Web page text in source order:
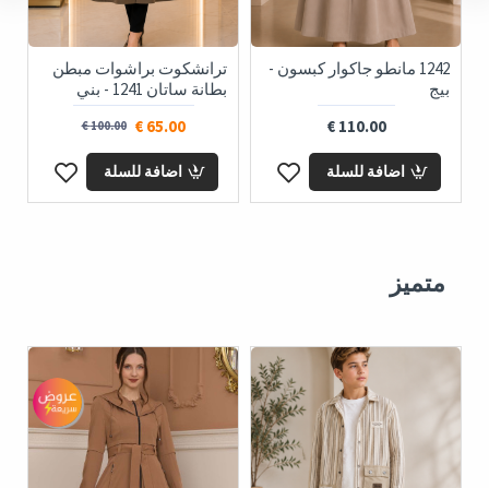
1242 مانطو جاكوار كبسون -
بيج
110.00 €
اضافة للسلة
ترانشكوت براشوات مبطن
بطانة ساتان 1241 - بني
65.00 €
100.00 €
اضافة للسلة
متميز